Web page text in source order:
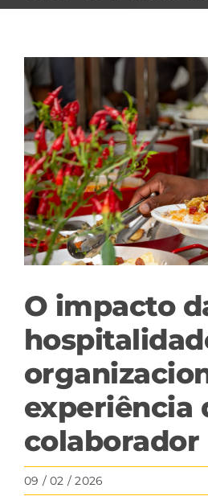
View
Larger
Image
O impacto
experiência
colaborador
09 / 02 / 2026